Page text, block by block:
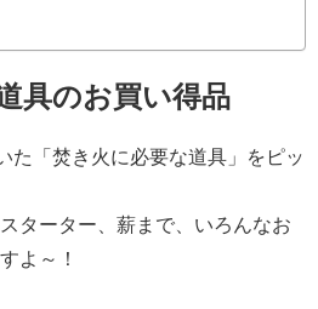
具のお買い得品
た「焚き火に必要な道具」をピッ
ターター、薪まで、いろんなお
よ～！